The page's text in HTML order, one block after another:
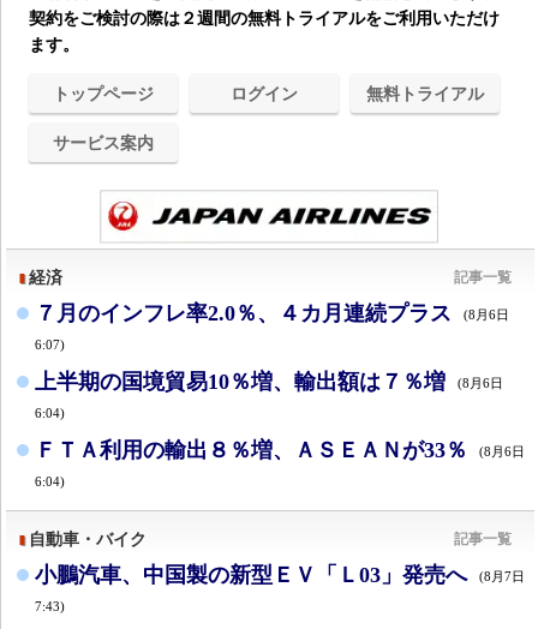
契約をご検討の際は２週間の無料トライアルをご利用いただけ
ます。
トップページ ログイン 無料トライアル
サービス案内
経済 記事一覧
７月のインフレ率2.0％、４カ月連続プラス (8月6日
6:07)
上半期の国境貿易10％増、輸出額は７％増 (8月6日
6:04)
ＦＴＡ利用の輸出８％増、ＡＳＥＡＮが33％ (8月6日
6:04)
自動車・バイク 記事一覧
小鵬汽車、中国製の新型ＥＶ「Ｌ03」発売へ (8月7日
7:43)